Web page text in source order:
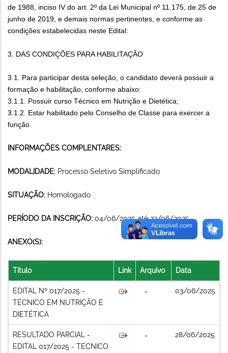
de 1988, inciso IV do art. 2º da Lei Municipal nº 11.175, de 25 de
junho de 2019, e demais normas pertinentes, e conforme as
condições estabelecidas neste Edital:
3. DAS CONDIÇÕES PARA HABILITAÇÃO
3.1. Para participar desta seleção, o candidato deverá possuir a
formação e habilitação, conforme abaixo:
3.1.1. Possuir curso Técnico em Nutrição e Dietética;
3.1.2. Estar habilitado pelo Conselho de Classe para exercer a
função.
INFORMAÇÕES COMPLENTARES:
MODALIDADE: Processo Seletivo Simplificado
SITUAÇÃO: Homologado
PERÍODO DA INSCRIÇÃO: 04/06/2025 até 23/06/2025
ANEXO(S):
Título Link Arquivo Data
EDITAL Nº 017/2025 -
TÉCNICO EM NUTRIÇÃO E
DIETÉTICA
03/06/2025
RESULTADO PARCIAL -
EDITAL 017/2025 - TECNICO
28/06/2025